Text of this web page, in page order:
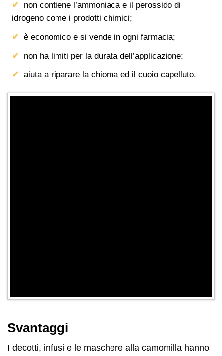
non contiene l’ammoniaca e il perossido di
idrogeno come i prodotti chimici;
è economico e si vende in ogni farmacia;
non ha limiti per la durata dell’applicazione;
aiuta a riparare la chioma ed il cuoio capelluto.
Svantaggi
I decotti, infusi e le maschere alla camomilla hanno